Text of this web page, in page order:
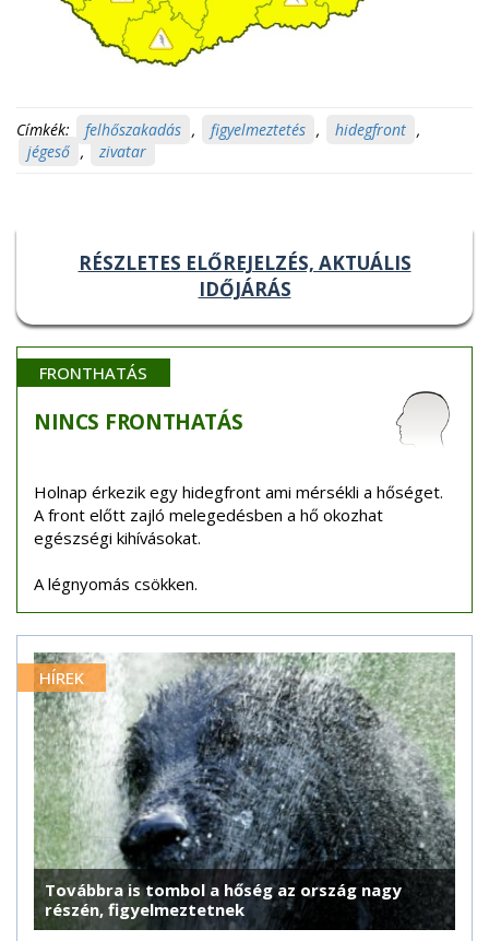
Címkék: felhőszakadás , figyelmeztetés , hidegfront ,
jégeső , zivatar
RÉSZLETES ELŐREJELZÉS, AKTUÁLIS
IDŐJÁRÁS
FRONTHATÁS
NINCS FRONTHATÁS
Holnap érkezik egy hidegfront ami mérsékli a hőséget.
A front előtt zajló melegedésben a hő okozhat
egészségi kihívásokat.
A légnyomás csökken.
HÍREK
Továbbra is tombol a hőség az ország nagy
részén, figyelmeztetnek